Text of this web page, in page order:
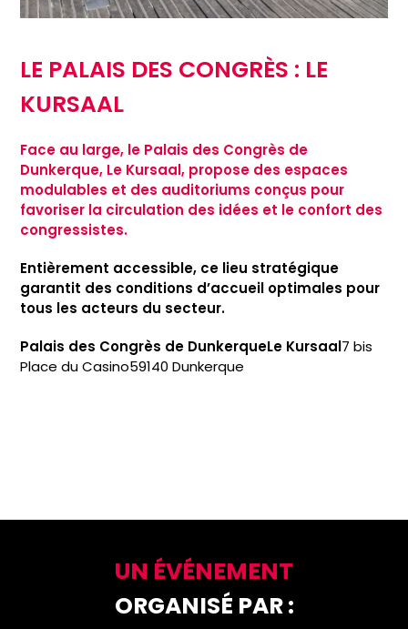
LE PALAIS DES CONGRÈS : LE
KURSAAL
Face au large, le Palais des Congrès de
Dunkerque, Le Kursaal, propose des espaces
modulables et des auditoriums conçus pour
favoriser la circulation des idées et le confort des
congressistes.
Entièrement accessible, ce lieu stratégique
garantit des conditions d’accueil optimales pour
tous les acteurs du secteur.
Palais des Congrès de DunkerqueLe Kursaal7 bis
Place du Casino59140 Dunkerque
UN ÉVÉNEMENT
ORGANISÉ PAR :